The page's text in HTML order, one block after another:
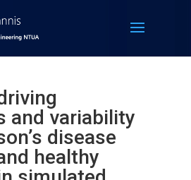
and variability
disease
healthy